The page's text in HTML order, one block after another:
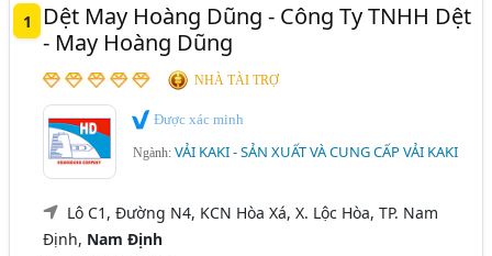
1
Dệt May Hoàng Dũng - Công Ty TNHH Dệt
- May Hoàng Dũng
NHÀ TÀI TRỢ
Được xác minh
Ngành:VẢI KAKI - SẢN XUẤT VÀ CUNG CẤP VẢI KAKI
Lô C1, Đường N4, KCN Hòa Xá, X. Lộc Hòa, TP. Nam
Định, Nam Định